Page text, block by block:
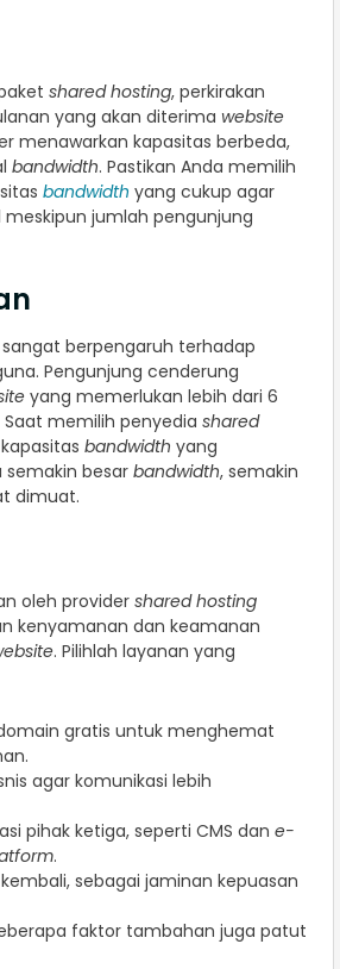
shared hosting, perkirakan
yang akan diterima website
menawarkan kapasitas berbeda,
bandwidth. Pastikan Anda memilih
bandwidth yang cukup agar
jumlah pengunjung
sangat berpengaruh terhadap
Pengunjung cenderung
yang memerlukan lebih dari 6
memilih penyedia shared
bandwidth yang
besar bandwidth, semakin
dimuat.
oleh provider shared hosting
kenyamanan dan keamanan
. Pilihlah layanan yang
gratis untuk menghemat
agar komunikasi lebih
pihak ketiga, seperti CMS dan e-
.
sebagai jaminan kepuasan
faktor tambahan juga patut